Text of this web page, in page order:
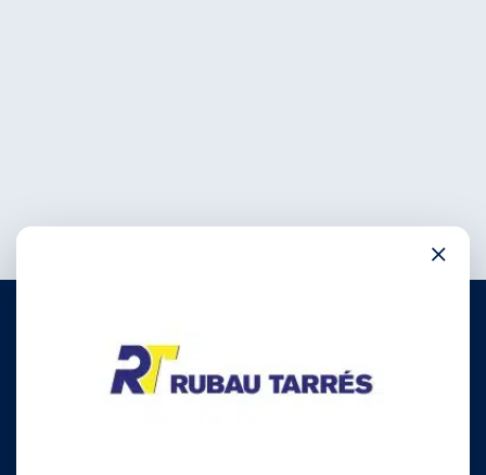
972 780 030
×